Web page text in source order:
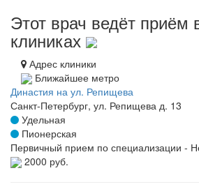
Этот врач ведёт
клиниках
Адрес клиники
Ближайшее метро
Династия на ул. Репищева
Санкт-Петербург, ул. Репищева д. 13
Удельная
Пионерская
Первичный прием по специализации -
2000 руб.